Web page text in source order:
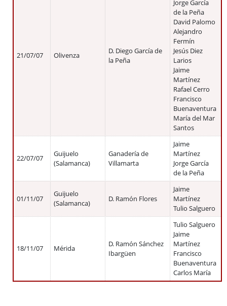
21/07/07 Olivenza
D. Diego García de
la Peña
Jorge García
de la Peña
David Palomo
Alejandro
Fermín
Jesús Diez
Larios
Jaime
Martínez
Rafael Cerro
Francisco
Buenaventura
María del Mar
Santos
22/07/07
Guijuelo
(Salamanca)
Ganadería de
Villamarta
Jaime
Martínez
Jorge García
de la Peña
01/11/07
Guijuelo
(Salamanca)
D. Ramón Flores
Jaime
Martínez
Tulio Salguero
18/11/07 Mérida
D. Ramón Sánchez
Ibargüen
Tulio Salguero
Jaime
Martínez
Francisco
Buenaventura
Carlos María